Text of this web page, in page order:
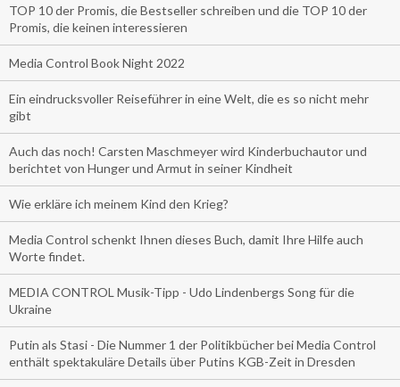
TOP 10 der Promis, die Bestseller schreiben und die TOP 10 der
Promis, die keinen interessieren
Media Control Book Night 2022
Ein eindrucksvoller Reiseführer in eine Welt, die es so nicht mehr
gibt
Auch das noch! Carsten Maschmeyer wird Kinderbuchautor und
berichtet von Hunger und Armut in seiner Kindheit
Wie erkläre ich meinem Kind den Krieg?
Media Control schenkt Ihnen dieses Buch, damit Ihre Hilfe auch
Worte findet.
MEDIA CONTROL Musik-Tipp - Udo Lindenbergs Song für die
Ukraine
Putin als Stasi - Die Nummer 1 der Politikbücher bei Media Control
enthält spektakuläre Details über Putins KGB-Zeit in Dresden